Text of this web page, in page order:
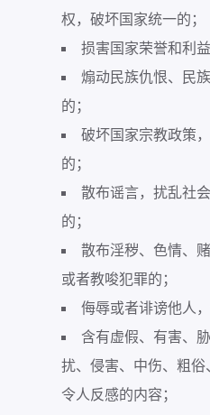
权，破坏国家统一的；
损害国家荣誉和利
煽动民族仇恨、民
的；
破坏国家宗教政策
的；
散布谣言，扰乱社
的；
散布淫秽、色情、
或者教唆犯罪的；
侮辱或者诽谤他人
含有虚假、有害、
扰、侵害、中伤、粗
令人反感的内容；